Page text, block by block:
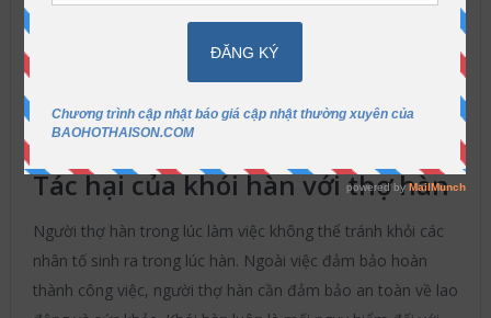
2016-08-04
Không có bình luận
Nội dung[ẩn]
Tác hại của khói hàn với thợ hàn
Người thợ hàn trong lúc làm việc không thể tránh khỏi các
nhân tố sinh ra trong lúc hàn. Ngoài việc đảm bảo hoàn
thành công việc, người thợ hàn cần đảm bảo an toàn về lao